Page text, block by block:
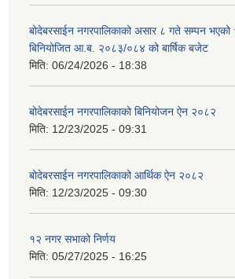
बोदेबरसाईन नगरपालिकाको असार ८ गते सम्पन
बिनियोजित आ.ब. २०८३/०८४ को बार्षिक बजेट
मिति: 06/24/2026 - 18:38
बोदेबरसाईन नगरपालिकाको बिनियोजन ऐन २०८२
मिति: 12/23/2025 - 09:31
बोदेबरसाईन नगरपालिकाको आर्थिक ऐन २०८२
मिति: 12/23/2025 - 09:30
१२ नगर सभाको निर्णय
मिति: 05/27/2025 - 16:25